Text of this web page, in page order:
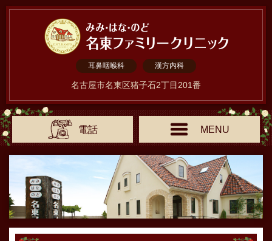
耳鼻咽喉科 漢方内科
名古屋市名東区猪子石2丁目201番
電話 MENU